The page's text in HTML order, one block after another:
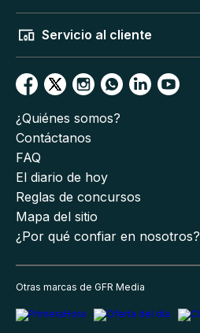
Servicio al cliente
¿Quiénes somos?
Contáctanos
FAQ
El diario de hoy
Reglas de concursos
Mapa del sitio
¿Por qué confiar en nosotros?
Otras marcas de GFR Media